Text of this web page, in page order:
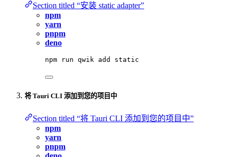
Section titled “安装 static adapter”
npm
yarn
pnpm
deno
npm run qwik add static
将 Tauri CLI 添加到您的项目中
Section titled “将 Tauri CLI 添加到您的项目中”
npm
yarn
pnpm